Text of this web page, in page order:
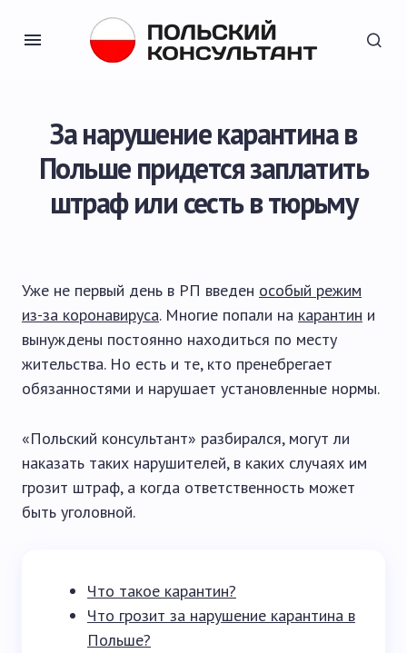
За нарушение карантина в
Польше придется заплатить
штраф или сесть в тюрьму
Уже не первый день в РП введен особый режим
из-за коронавируса. Многие попали на карантин и
вынуждены постоянно находиться по месту
жительства. Но есть и те, кто пренебрегает
обязанностями и нарушает установленные нормы.
«Польский консультант» разбирался, могут ли
наказать таких нарушителей, в каких случаях им
грозит штраф, а когда ответственность может
быть уголовной.
Что такое карантин?
Что грозит за нарушение карантина в
Польше?